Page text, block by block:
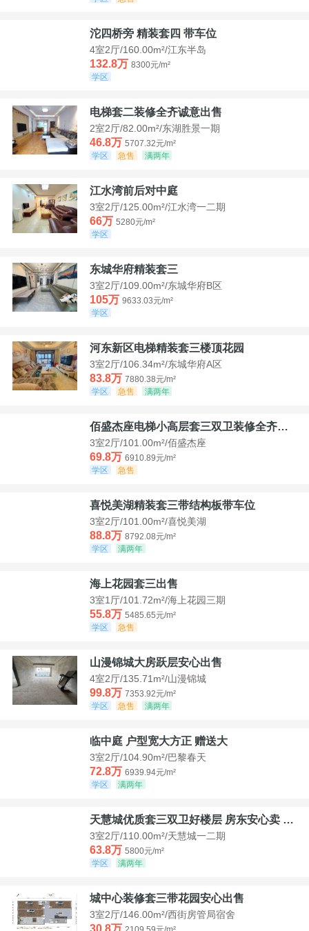
沱四桥旁 精装套四 带车位
4室2厅/160.00m²/江东半岛
132.8万 8300元/m²
学区
电梯套二装修全齐诚意出售
2室2厅/82.00m²/东湖胜景一期
46.8万 5707.32元/m²
学区
急售 满两年
江水湾前后对中庭
3室2厅/125.00m²/江水湾一二期
66万 5280元/m²
学区
东城华府精装套三
3室2厅/109.00m²/东城华府B区
105万 9633.03元/m²
学区
河东新区电梯精装套三楼顶花园
3室2厅/106.34m²/东城华府A区
83.8万 7880.38元/m²
学区
急售 满两年
佰盛杰座电梯小高层套三双卫装修全齐诚意出售
3室2厅/101.00m²/佰盛杰座
69.8万 6910.89元/m²
学区
急售
喜悦美湖精装套三带结构板带车位
3室2厅/101.00m²/喜悦美湖
88.8万 8792.08元/m²
学区
满两年
海上花园套三出售
3室1厅/101.72m²/海上花园三期
55.8万 5485.65元/m²
学区
急售
山漫锦城大房跃层安心出售
4室2厅/135.71m²/山漫锦城
99.8万 7353.92元/m²
学区
急售 满两年
临中庭 户型宽大方正 赠送大
3室2厅/104.90m²/巴黎春天
72.8万 6939.94元/m²
学区
满两年
天慧城优质套三双卫好楼层 房东安心卖 价格好谈
3室2厅/110.00m²/天慧城一二期
63.8万 5800元/m²
学区
满两年
城中心装修套三带花园安心出售
3室2厅/146.00m²/西街房管局宿舍
30.8万